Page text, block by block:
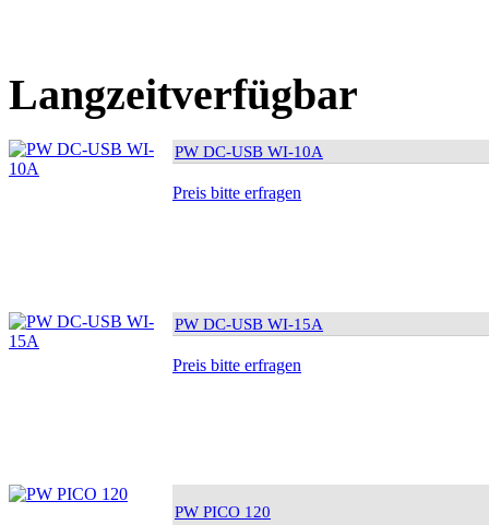
Langzeitverfügbar
PW DC-USB WI-10A
Preis bitte erfragen
PW DC-USB WI-15A
Preis bitte erfragen
PW PICO 120